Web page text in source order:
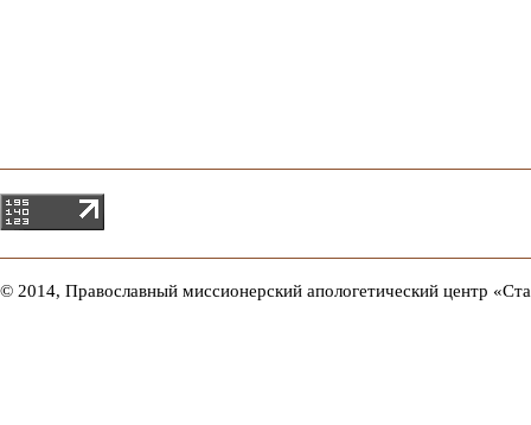
© 2014, Православный миссионерский апологетический центр